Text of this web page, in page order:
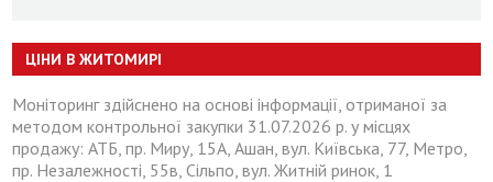
ЦІНИ В ЖИТОМИРІ
Моніторинг здійснено на основі інформації, отриманої за
методом контрольної закупки 31.07.2026 р. у місцях
продажу: АТБ, пр. Миру, 15А, Ашан, вул. Київська, 77, Метро,
пр. Незалежності, 55в, Сільпо, вул. Житній ринок, 1